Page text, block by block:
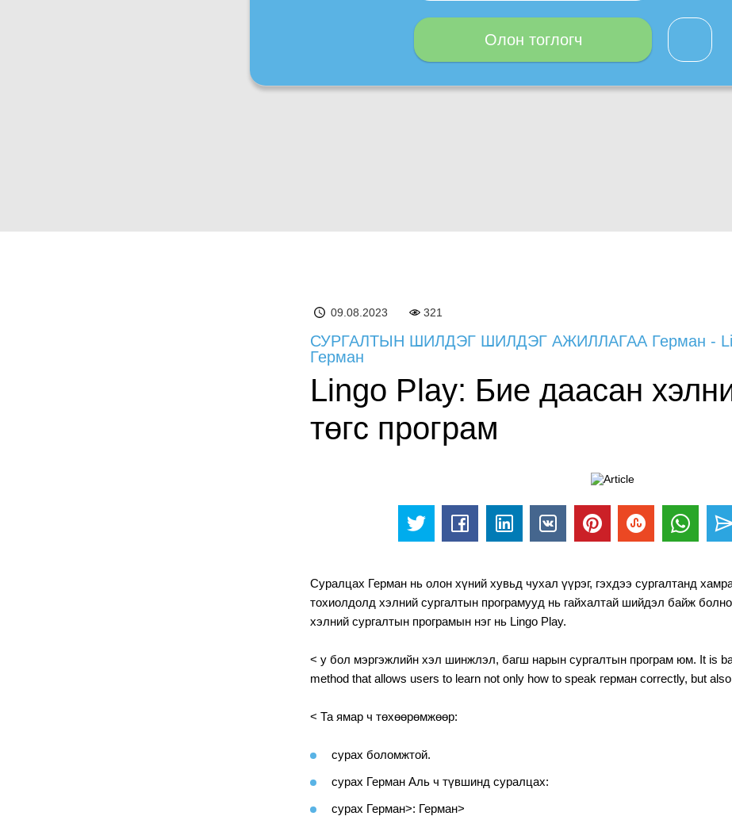
Олон тоглогч
09.08.2023 321
СУРГАЛТЫН ШИЛДЭГ ШИЛДЭГ АЖИЛЛАГАА Герман -
Герман
Lingo Play: Бие даасан
төгс програм
Суралцах Герман нь олон хүний ​​хувьд чухал үүрэг, гэхдээ сургалтанд
тохиолдолд хэлний сургалтын програмууд нь гайхалтай шийдэл байж
хэлний сургалтын програмын нэг нь Lingo Play.
< y бол мэргэжлийн хэл шинжлэл, багш нарын сургалтын програм юм. It is
method that allows users to learn not only how to speak герман correctly, but
< Та ямар ч төхөөрөмжөөр:
сурах боломжтой.
сурах Герман Аль ч түвшинд суралцах:
сурах Герман>: Герман>